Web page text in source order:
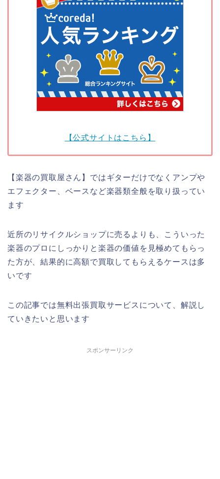
【公式サイトはこちら】
【楽器の買取屋さん】ではギターだけでなくアンプや
エフェクター、ベースなど楽器類全般を取り扱ってい
ます
近所のリサイクルショップに売るよりも、こういった
楽器のプロにしっかりと楽器の価値を見極めてもらっ
た方が、結果的に高額で買取してもらえるケースは多
いです
この記事では無料出張買取サービスについて、解説し
ていきたいと思います
スポンサーリンク